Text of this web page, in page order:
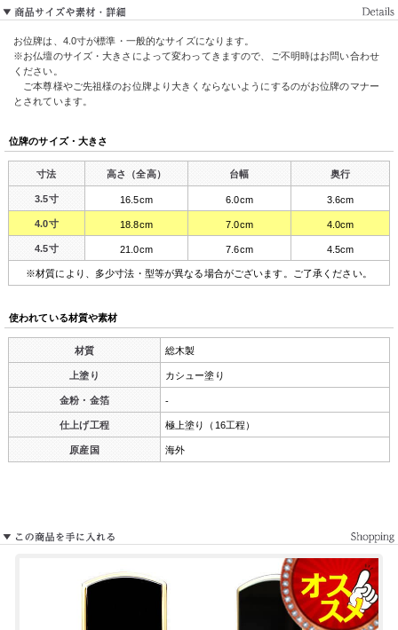
お位牌は、4.0寸が標準・一般的なサイズになります。
※お仏壇のサイズ・大きさによって変わってきますので、ご不明時はお問い合わせ
ください。
ご本尊様やご先祖様のお位牌より大きくならないようにするのがお位牌のマナー
とされています。
位牌のサイズ・大きさ
寸法 高さ（全高） 台幅 奥行
3.5寸 16.5cm 6.0cm 3.6cm
4.0寸 18.8cm 7.0cm 4.0cm
4.5寸 21.0cm 7.6cm 4.5cm
※材質により、多少寸法・型等が異なる場合がございます。ご了承ください。
使われている材質や素材
材質 総木製
上塗り カシュー塗り
金粉・金箔 -
仕上げ工程 極上塗り（16工程）
原産国 海外